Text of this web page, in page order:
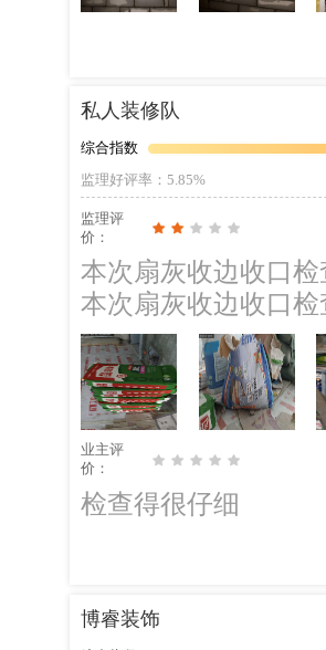
核。最后感觉谈得
说说和这个工头发
他态度超级差，说
比较好，有什么要
我要刷颜色的话，
了，最后问了群友
很难看很压抑。听
家的师傅怎么不觉
色纸。就是这些问
找装修队，而且有
也不错的，平时有
工再一次最终总结。
私人装修队
综合指数
监理好评率 ：5.85%
监理评
价：
本次扇灰收边收口检查情况如下: 一、往期隐患
本次扇灰收边收口检查报告总结: 1、全屋天花自
改建议：自攻螺丝必须涂刷防锈漆。 2、
子施工容易污染。；整
部原阴阳角角垂直度有误差！ ；整改建议：现场使用
正角度。 后期施工建议： 1、严格按照产品说明调配腻子和水的比例，保证腻
子性能。 2、不宜一
3、注意阴阳角的顺
时间，避免未干就
作均匀，确保墙面
业主评
价：
检查得很仔细
博睿装饰